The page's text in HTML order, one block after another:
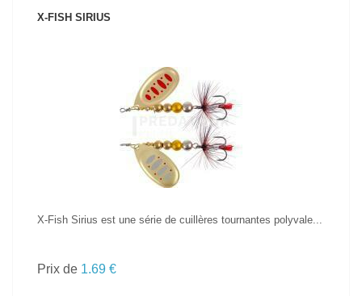
X-FISH SIRIUS
VOIR LE PRODUIT
X-Fish Sirius est une série de cuillères tournantes polyvale...
Prix de 1.69 €